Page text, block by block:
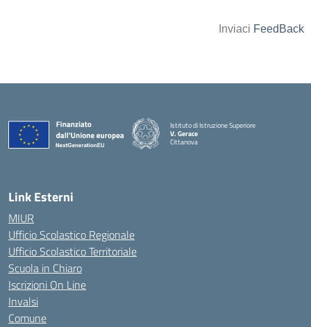
Inviaci FeedBack
Istituto di Istruzione Superiore
V. Gerace
Cittanova
Link Esterni
MIUR
Ufficio Scolastico Regionale
Ufficio Scolastico Territoriale
Scuola in Chiaro
Iscrizioni On Line
Invalsi
Comune